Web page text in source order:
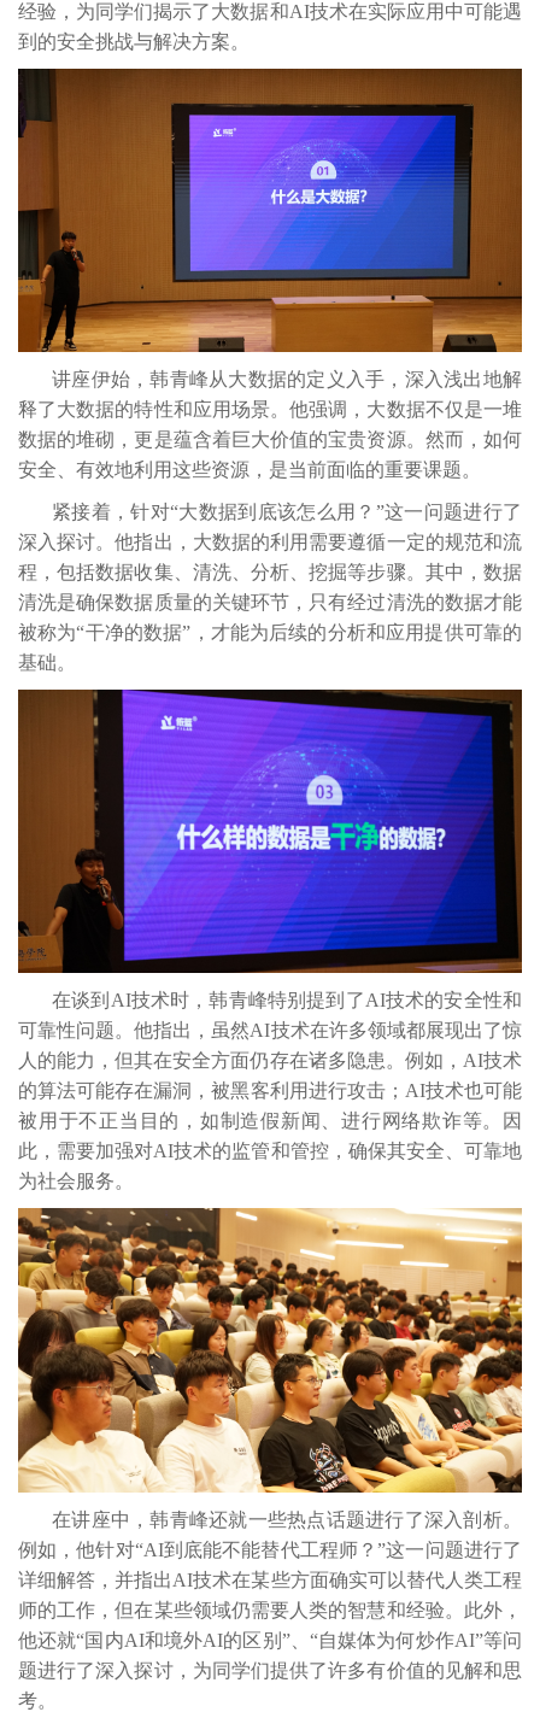
经验，为同学们揭示了大数据和AI技术在实际应用中可能遇
到的安全挑战与解决方案。
讲座伊始，韩青峰从大数据的定义入手，深入浅出地解
释了大数据的特性和应用场景。他强调，大数据不仅是一堆
数据的堆砌，更是蕴含着巨大价值的宝贵资源。然而，如何
安全、有效地利用这些资源，是当前面临的重要课题。
紧接着，针对“大数据到底该怎么用？”这一问题进行了
深入探讨。他指出，大数据的利用需要遵循一定的规范和流
程，包括数据收集、清洗、分析、挖掘等步骤。其中，数据
清洗是确保数据质量的关键环节，只有经过清洗的数据才能
被称为“干净的数据”，才能为后续的分析和应用提供可靠的
基础。
在谈到AI技术时，韩青峰特别提到了AI技术的安全性和
可靠性问题。他指出，虽然AI技术在许多领域都展现出了惊
人的能力，但其在安全方面仍存在诸多隐患。例如，AI技术
的算法可能存在漏洞，被黑客利用进行攻击；AI技术也可能
被用于不正当目的，如制造假新闻、进行网络欺诈等。因
此，需要加强对AI技术的监管和管控，确保其安全、可靠地
为社会服务。
在讲座中，韩青峰还就一些热点话题进行了深入剖析。
例如，他针对“AI到底能不能替代工程师？”这一问题进行了
详细解答，并指出AI技术在某些方面确实可以替代人类工程
师的工作，但在某些领域仍需要人类的智慧和经验。此外，
他还就“国内AI和境外AI的区别”、“自媒体为何炒作AI”等问
题进行了深入探讨，为同学们提供了许多有价值的见解和思
考。